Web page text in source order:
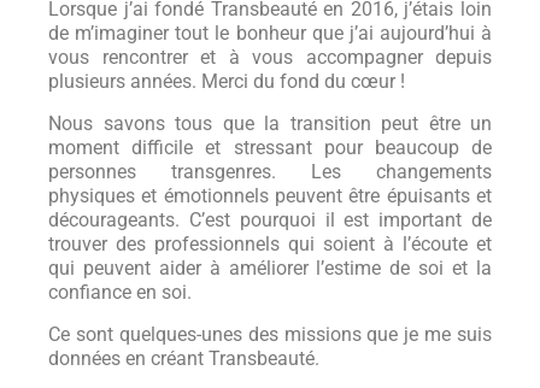
Lorsque j’ai fondé Transbeauté en 2016, j’étais loin
de m’imaginer tout le bonheur que j’ai aujourd’hui à
vous rencontrer et à vous accompagner depuis
plusieurs années. Merci du fond du cœur !
Nous savons tous que la transition peut être un
moment difficile et stressant pour beaucoup de
personnes transgenres. Les changements
physiques et émotionnels peuvent être épuisants et
décourageants. C’est pourquoi il est important de
trouver des professionnels qui soient à l’écoute et
qui peuvent aider à améliorer l’estime de soi et la
confiance en soi.
Ce sont quelques-unes des missions que je me suis
données en créant Transbeauté.